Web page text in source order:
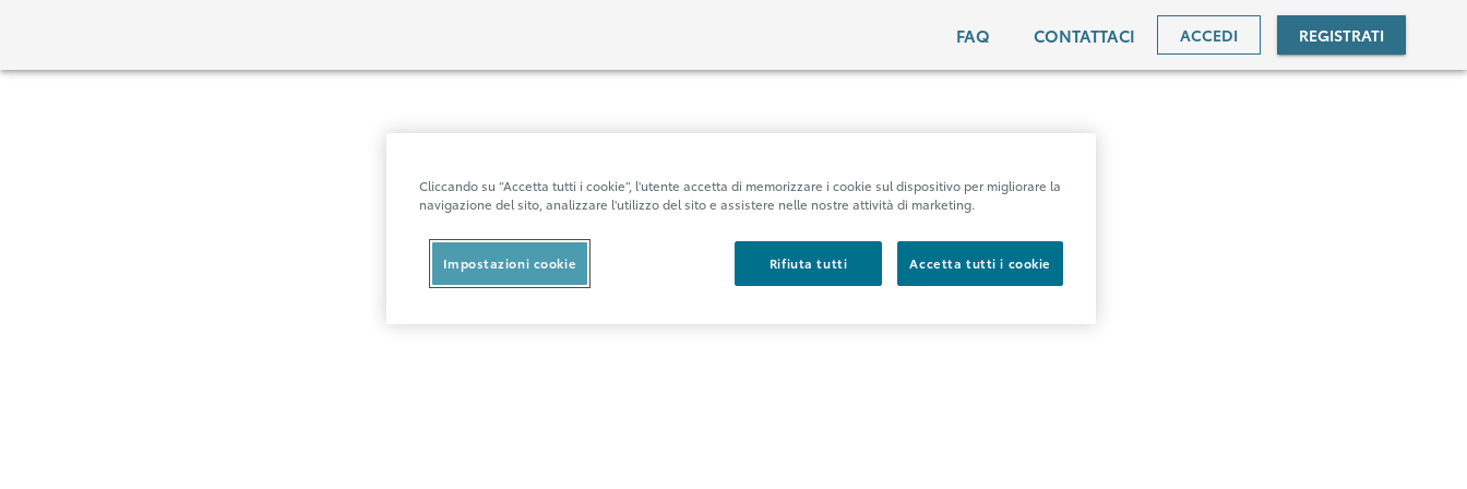
FAQ CONTATTACI ACCEDI REGISTRATI
Cliccando su “Accetta tutti i cookie”, l'utente accetta di memorizzare i cookie sul dispositivo per migliorare la
navigazione del sito, analizzare l'utilizzo del sito e assistere nelle nostre attività di marketing.
Rifiuta tutti Accetta tutti i cookie
Impostazioni cookie